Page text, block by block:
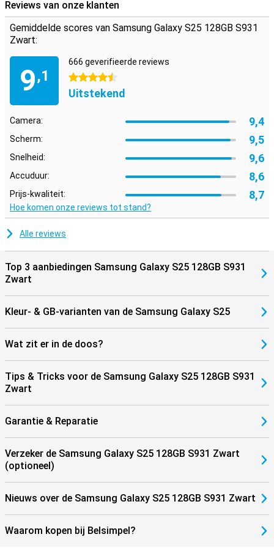
prestaties, gemak en entertainment.
Samsung Ecosysteem
Dankzij het Galaxy Ecosysteem zijn al je Galaxy-apparaten optimaal
in combinatie met deSamsung Galaxy Watch 7
Galaxy Watch Ultravoor optimale inzichten in je gezondheids- en
sportgegevens. Of koppel je nieuwe toestel aan de
of deSamsung Galaxy Buds 3 Pro
Reviews van onze klanten
Gemiddelde scores van Samsung Galaxy S25 128GB S931
Zwart:
9,1
666 geverifieerde reviews
4.5 sterren
Uitstekend
Camera: 9,4
Scherm: 9,5
Snelheid: 9,6
Accuduur: 8,6
Prijs-kwaliteit: 8,7
Hoe komen onze reviews tot stand?
Alle reviews
Top 3 aanbiedingen Samsung Galaxy S25 128GB S931
Zwart
Kleur- & GB-varianten van de Samsung Galaxy S25
Wat zit er in de doos?
Tips & Tricks voor de Samsung Galaxy S25 128GB S931
Zwart
Garantie & Reparatie
Verzeker de Samsung Galaxy S25 128GB S931 Zwart
(optioneel)
Nieuws over de Samsung Galaxy S25 128GB S931 Zwart
Waarom kopen bij Belsimpel?